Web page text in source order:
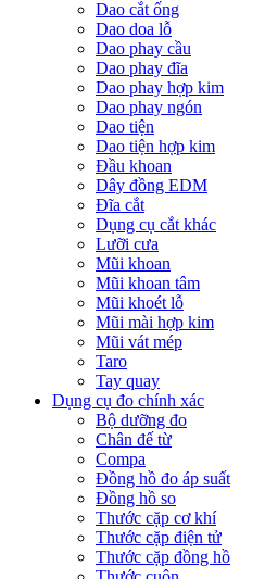
Dao cắt ống
Dao doa lỗ
Dao phay cầu
Dao phay đĩa
Dao phay hợp kim
Dao phay ngón
Dao tiện
Dao tiện hợp kim
Đầu khoan
Dây đồng EDM
Đĩa cắt
Dụng cụ cắt khác
Lưỡi cưa
Mũi khoan
Mũi khoan tâm
Mũi khoét lỗ
Mũi mài hợp kim
Mũi vát mép
Taro
Tay quay
Dụng cụ đo chính xác
Bộ dưỡng đo
Chân đế từ
Compa
Đồng hồ đo áp suất
Đồng hồ so
Thước cặp cơ khí
Thước cặp điện tử
Thước cặp đồng hồ